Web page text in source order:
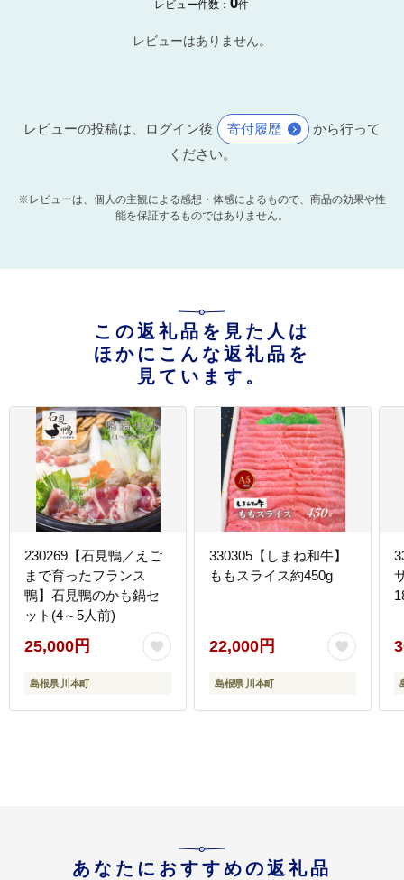
レビュー件数： 件
レビューはありません。
レビューの投稿は、ログイン後 寄付履歴
から行って
ください。
※レビューは、個人の主観による感想・体感によるもので、商品の効果や性
能を保証するものではありません。
この返礼品を見た人は
ほかにこんな返礼品を
見ています。
230269【石見鴨／えご
まで育ったフランス
鴨】石見鴨のかも鍋セ
ット(4～5人前)
25,000円
島根県 川本町
330305【しまね和牛】
ももスライス約450g
22,000円
島根県 川本町
あなたにおすすめの返礼品